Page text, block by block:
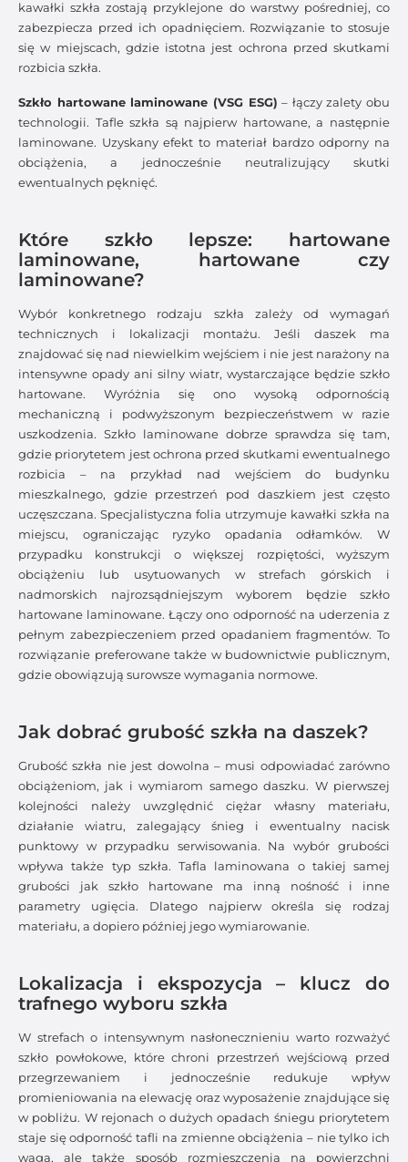
kawałki szkła zostają przyklejone do warstwy pośredniej, co
zabezpiecza przed ich opadnięciem. Rozwiązanie to stosuje
się w miejscach, gdzie istotna jest ochrona przed skutkami
rozbicia szkła.
Szkło hartowane laminowane (VSG ESG) – łączy zalety obu
technologii. Tafle szkła są najpierw hartowane, a następnie
laminowane. Uzyskany efekt to materiał bardzo odporny na
obciążenia, a jednocześnie neutralizujący skutki
ewentualnych pęknięć.
Które szkło lepsze: hartowane
laminowane, hartowane czy
laminowane?
Wybór konkretnego rodzaju szkła zależy od wymagań
technicznych i lokalizacji montażu. Jeśli daszek ma
znajdować się nad niewielkim wejściem i nie jest narażony na
intensywne opady ani silny wiatr, wystarczające będzie szkło
hartowane. Wyróżnia się ono wysoką odpornością
mechaniczną i podwyższonym bezpieczeństwem w razie
uszkodzenia. Szkło laminowane dobrze sprawdza się tam,
gdzie priorytetem jest ochrona przed skutkami ewentualnego
rozbicia – na przykład nad wejściem do budynku
mieszkalnego, gdzie przestrzeń pod daszkiem jest często
uczęszczana. Specjalistyczna folia utrzymuje kawałki szkła na
miejscu, ograniczając ryzyko opadania odłamków. W
przypadku konstrukcji o większej rozpiętości, wyższym
obciążeniu lub usytuowanych w strefach górskich i
nadmorskich najrozsądniejszym wyborem będzie szkło
hartowane laminowane. Łączy ono odporność na uderzenia z
pełnym zabezpieczeniem przed opadaniem fragmentów. To
rozwiązanie preferowane także w budownictwie publicznym,
gdzie obowiązują surowsze wymagania normowe.
Jak dobrać grubość szkła na daszek?
Grubość szkła nie jest dowolna – musi odpowiadać zarówno
obciążeniom, jak i wymiarom samego daszku. W pierwszej
kolejności należy uwzględnić ciężar własny materiału,
działanie wiatru, zalegający śnieg i ewentualny nacisk
punktowy w przypadku serwisowania. Na wybór grubości
wpływa także typ szkła. Tafla laminowana o takiej samej
grubości jak szkło hartowane ma inną nośność i inne
parametry ugięcia. Dlatego najpierw określa się rodzaj
materiału, a dopiero później jego wymiarowanie.
Lokalizacja i ekspozycja – klucz do
trafnego wyboru szkła
W strefach o intensywnym nasłonecznieniu warto rozważyć
szkło powłokowe, które chroni przestrzeń wejściową przed
przegrzewaniem i jednocześnie redukuje wpływ
promieniowania na elewację oraz wyposażenie znajdujące się
w pobliżu. W rejonach o dużych opadach śniegu priorytetem
staje się odporność tafli na zmienne obciążenia – nie tylko ich
waga, ale także sposób rozmieszczenia na powierzchni